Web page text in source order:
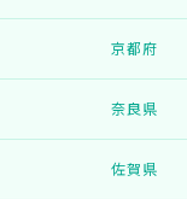
京都府
奈良県
佐賀県